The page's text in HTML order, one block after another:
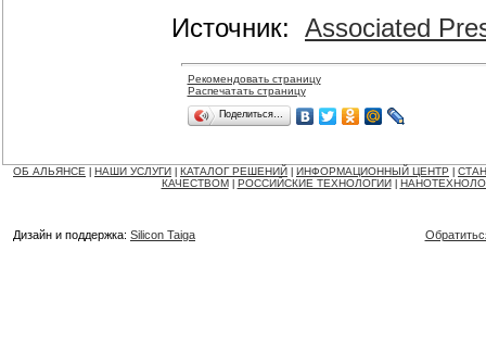
Источник: Associated
Рекомендовать страницу
Распечатать страницу
Поделиться…
ОБ АЛЬЯНСЕ НАШИ УСЛУГИ КАТАЛОГ РЕШЕНИЙ ИНФОРМАЦИОННЫЙ ЦЕНТР
КАЧЕСТВОМ
РОССИЙСКИЕ ТЕХНОЛОГИИ
Дизайн и поддержка: Silicon Taiga